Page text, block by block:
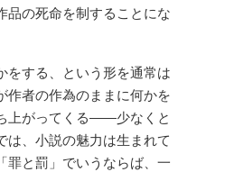
品の死命を制することにな
する、という形を通常は
作者の作為のままに何かを
上がってくる――少なくと
は、小説の魅力は生まれて
罪と罰」でいうならば、一